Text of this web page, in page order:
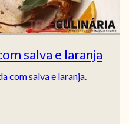
salva e laranja
com salva e laranja.